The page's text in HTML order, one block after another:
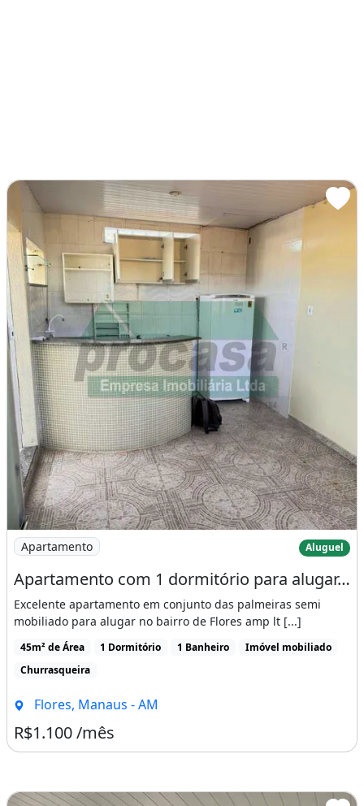
Imagem: Apartamento com 1 dormitório para alugar
Apartamento Aluguel
Apartamento com 1 dormitório para alugar, 45 m² por RS 1.100,00-mês - Flores
Excelente apartamento em conjunto das palmeiras semi
mobiliado para alugar no bairro de Flores amp lt [...]
45m² de Área 1 Dormitório 1 Banheiro
Imóvel mobiliado
Churrasqueira
Flores, Manaus - AM
R$1.100 /mês